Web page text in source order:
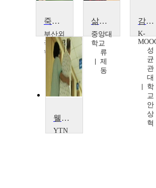
죽음, 의례, 언어
부산외
국어대
학교
배
도
용
삶과 죽음의 철학
중앙대
학교
류
제
동
감각과 불안의 서사 : 엔터테인먼트의 터전이 되다
K-
성
균
관
대
학
교
안
상
혁
웰빙에 이은 웰다잉편안한 죽음을 준비하라
YTN